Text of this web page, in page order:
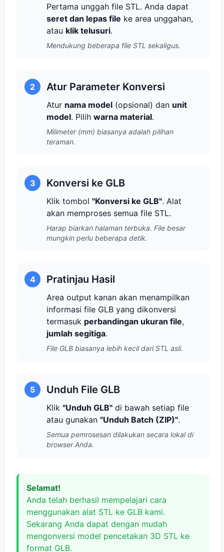
Pertama unggah file STL. Anda dapat
seret dan lepas file ke area unggahan,
atau klik telusuri.
Mendukung beberapa file STL sekaligus.
2 Atur Parameter Konversi
Atur nama model (opsional) dan unit
model. Pilih warna material.
Milimeter (mm) biasanya adalah pilihan
teraman.
3 Konversi ke GLB
Klik tombol "Konversi ke GLB". Alat
akan memproses semua file STL.
Harap biarkan halaman terbuka. File besar
mungkin perlu beberapa detik.
4 Pratinjau Hasil
Area output kanan akan menampilkan
informasi file GLB yang dikonversi
termasuk perbandingan ukuran file,
jumlah segitiga.
File GLB biasanya lebih kecil dari STL asli.
5 Unduh File GLB
Klik "Unduh GLB" di bawah setiap file
atau gunakan "Unduh Batch (ZIP)".
Semua pemrosesan dilakukan secara lokal di
browser Anda.
Selamat!
Anda telah berhasil mempelajari cara
menggunakan alat STL ke GLB kami.
Sekarang Anda dapat dengan mudah
mengonversi model pencetakan 3D STL ke
format GLB.